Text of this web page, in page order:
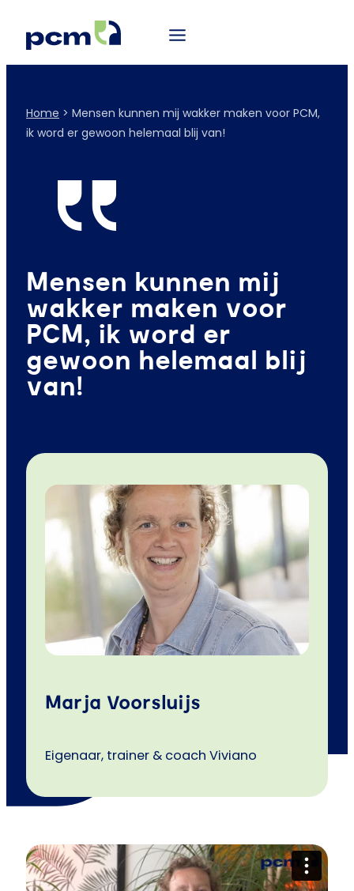
Home > Mensen kunnen mij wakker maken voor PCM,
ik word er gewoon helemaal blij van!
Mensen kunnen mij
wakker maken voor
PCM, ik word er
gewoon helemaal blij
van!
Marja Voorsluijs
Eigenaar, trainer & coach Viviano